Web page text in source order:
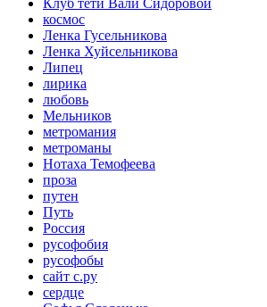
космос
Ленка Гусельникова
Ленка Хуйсельникова
Липец
лирика
любовь
Мельников
метромания
метроманы
Нотаха Темофеева
проза
путен
Путь
Россия
русофобия
русофобы
сайт с.ру
сердце